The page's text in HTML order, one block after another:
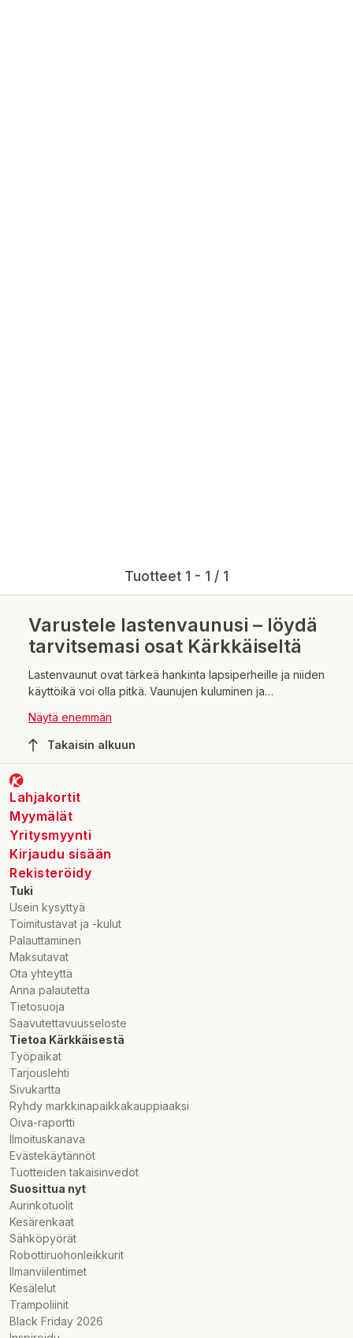
Tuotteet 1 - 1 / 1
Varustele lastenvaunusi – löydä
tarvitsemasi osat Kärkkäiseltä
Lastenvaunut ovat tärkeä hankinta lapsiperheille ja niiden
käyttöikä voi olla pitkä. Vaunujen kuluminen ja
hankkiminen on usein välttämätöntä. Kärkkäisen
verkkokaupasta löydät laajan valikoiman erilaisia
Näytä enemmän
Takaisin alkuun
Lahjakortit
Myymälät
Yritysmyynti
Kirjaudu sisään
Rekisteröidy
Tuki
Usein kysyttyä
Toimitustavat ja -kulut
Palauttaminen
Maksutavat
Ota yhteyttä
Anna palautetta
Tietosuoja
Saavutettavuusseloste
Tietoa Kärkkäisestä
Työpaikat
Tarjouslehti
Sivukartta
Ryhdy markkinapaikkakauppiaaksi
Oiva-raportti
Ilmoituskanava
Evästekäytännöt
Tuotteiden takaisinvedot
Suosittua nyt
Aurinkotuolit
Kesärenkaat
Sähköpyörät
Robottiruohonleikkurit
Ilmanviilentimet
Kesälelut
Trampoliinit
Black Friday 2026